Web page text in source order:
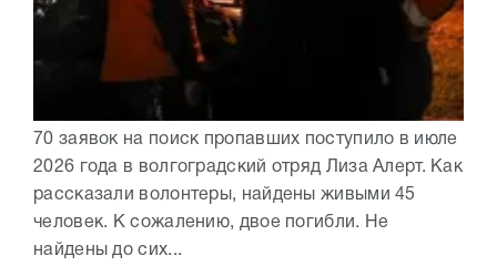
70 заявок на поиск пропавших поступило в июле
2026 года в волгоградский отряд Лиза Алерт. Как
рассказали волонтеры, найдены живыми 45
человек. К сожалению, двое погибли. Не
найдены до сих...